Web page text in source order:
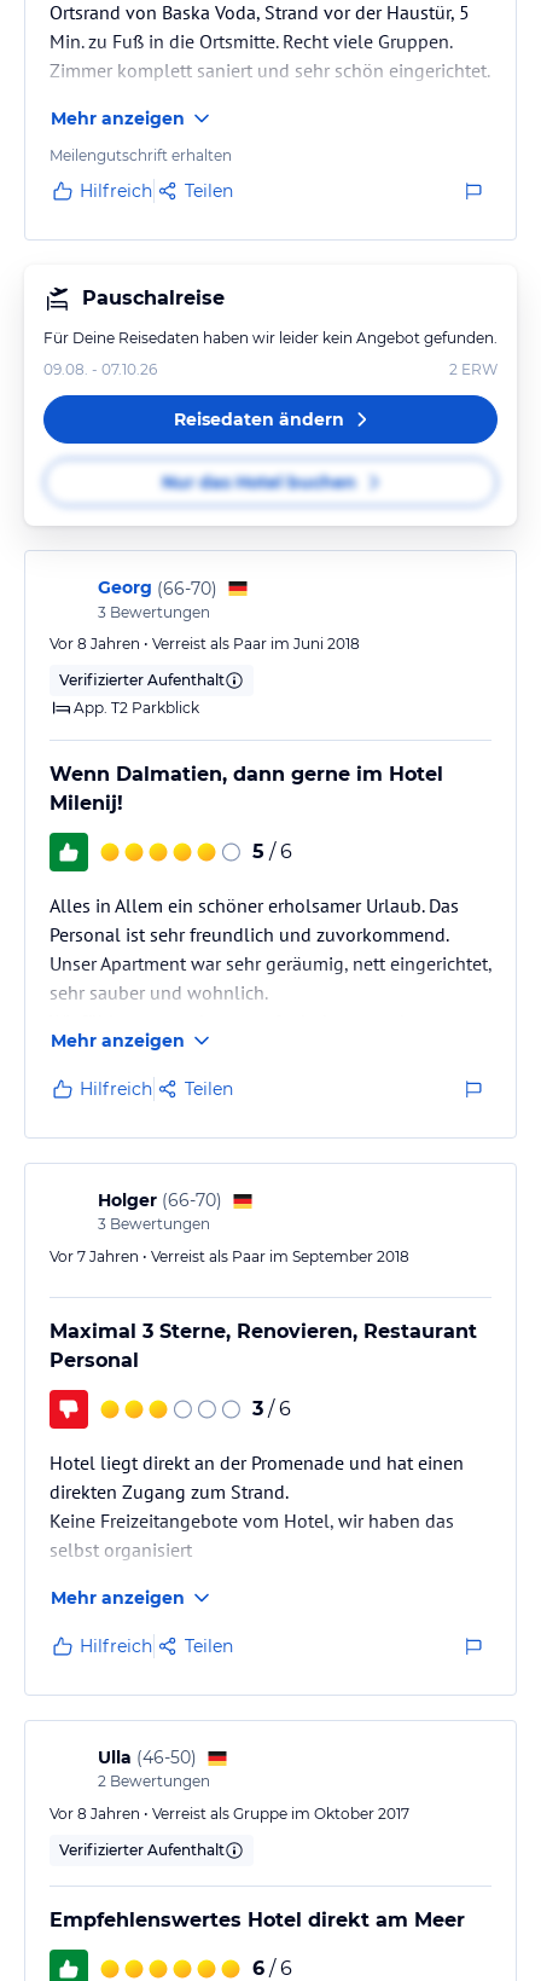
Ortsrand von Baska Voda, Strand vor der Haustür, 5
Min. zu Fuß in die Ortsmitte. Recht viele Gruppen.
Zimmer komplett saniert und sehr schön eingerichtet.
Mehr anzeigen
Meilengutschrift erhalten
Hilfreich Teilen
Pauschalreise
Für Deine Reisedaten haben wir leider kein Angebot gefunden.
09.08. - 07.10.26
2 ERW
Reisedaten ändern
Nur das Hotel buchen
Georg (66-70)
3 Bewertungen
Vor 8 Jahren • Verreist als Paar im Juni 2018
Verifizierter Aufenthalt
App. T2 Parkblick
Wenn Dalmatien, dann gerne im Hotel
Milenij!
5 / 6
Alles in Allem ein schöner erholsamer Urlaub. Das
Personal ist sehr freundlich und zuvorkommend.
Unser Apartment war sehr geräumig, nett eingerichtet,
sehr sauber und wohnlich.
verpflegt und würden jeder Zeit wieder in dieses
Hotel reisen.
Mehr anzeigen
Hilfreich Teilen
Holger (66-70)
3 Bewertungen
Vor 7 Jahren • Verreist als Paar im September 2018
Maximal 3 Sterne, Renovieren, Restaurant
Personal
3 / 6
Hotel liegt direkt an der Promenade und hat einen
direkten Zugang zum Strand.
Keine Freizeitangebote vom Hotel, wir haben das
selbst organisiert
Mehr anzeigen
Hilfreich Teilen
Ulla (46-50)
2 Bewertungen
Vor 8 Jahren • Verreist als Gruppe im Oktober 2017
Verifizierter Aufenthalt
Empfehlenswertes Hotel direkt am Meer
6 / 6